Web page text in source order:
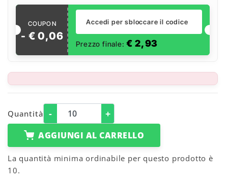
COUPON
- €0,06
Accedi per sbloccare il codice
Prezzo finale:€2,93
Quantità - +
AGGIUNGI AL CARRELLO
La quantità minima ordinabile per questo prodotto è
10.